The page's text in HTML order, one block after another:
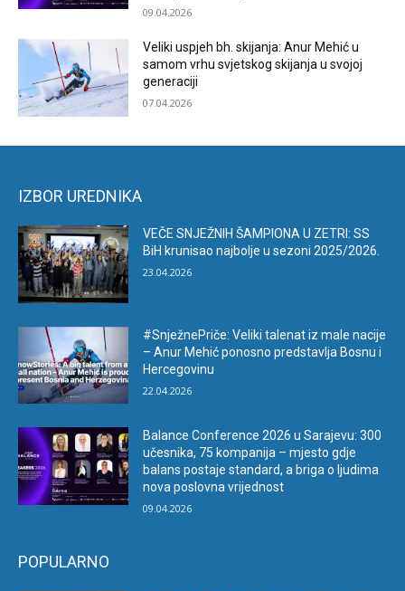
09.04.2026
Veliki uspjeh bh. skijanja: Anur Mehić u
samom vrhu svjetskog skijanja u svojoj
generaciji
07.04.2026
IZBOR UREDNIKA
VEČE SNJEŽNIH ŠAMPIONA U ZETRI: SS
BiH krunisao najbolje u sezoni 2025/2026.
23.04.2026
#SnježnePriče: Veliki talenat iz male nacije
– Anur Mehić ponosno predstavlja Bosnu i
Hercegovinu
22.04.2026
Balance Conference 2026 u Sarajevu: 300
učesnika, 75 kompanija – mjesto gdje
balans postaje standard, a briga o ljudima
nova poslovna vrijednost
09.04.2026
POPULARNO